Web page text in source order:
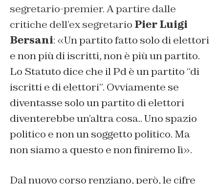
segretario-premier. A partire dalle
critiche dell’ex segretario Pier Luigi
Bersani: «Un partito fatto solo di elettori
e non più di iscritti, non è più un partito.
Lo Statuto dice che il Pd è un partito “di
iscritti e di elettori”. Ovviamente se
diventasse solo un partito di elettori
diventerebbe un’altra cosa.. Uno spazio
politico e non un soggetto politico. Ma
non siamo a questo e non finiremo lì».
Dal nuovo corso renziano, però, le cifre